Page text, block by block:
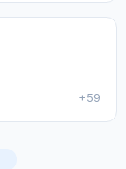
+59